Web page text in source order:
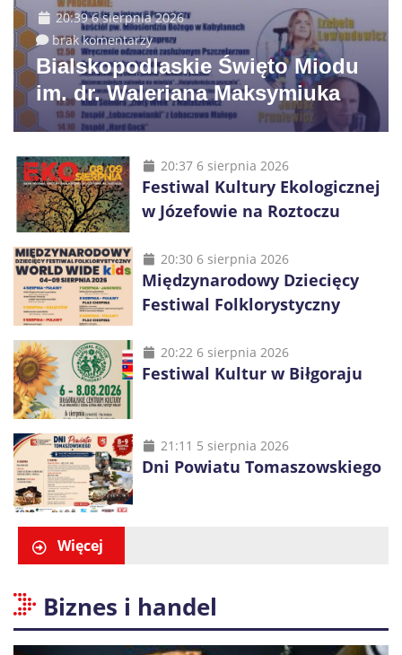
20:39 6 sierpnia 2026
brak komentarzy
Bialskopodlaskie Święto Miodu
im. dr. Waleriana Maksymiuka
20:37 6 sierpnia 2026
Festiwal Kultury Ekologicznej
w Józefowie na Roztoczu
20:30 6 sierpnia 2026
Międzynarodowy Dziecięcy
Festiwal Folklorystyczny
20:22 6 sierpnia 2026
Festiwal Kultur w Biłgoraju
21:11 5 sierpnia 2026
Dni Powiatu Tomaszowskiego
Więcej
Biznes i handel